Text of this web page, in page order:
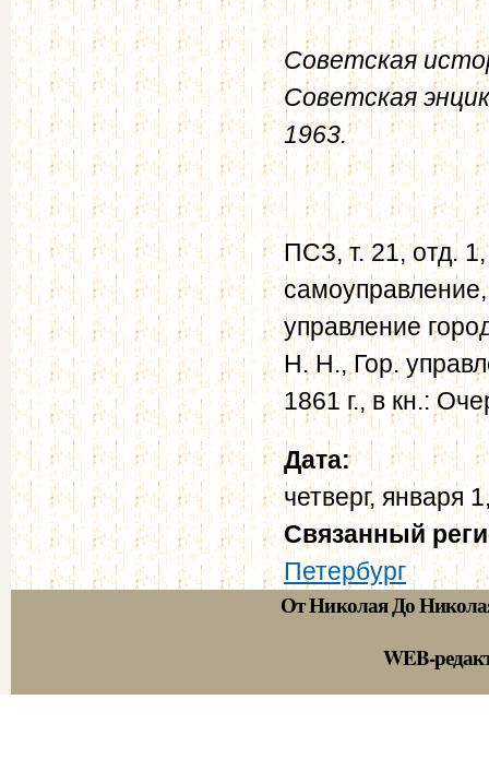
Советская
Советская
1963.
ПСЗ, т. 21, отд.
управление
Н. Н., Гор.
1861 г., в кн.:
Дата:
четверг, января
Связанный
Петербург
От Николая До
WEB-